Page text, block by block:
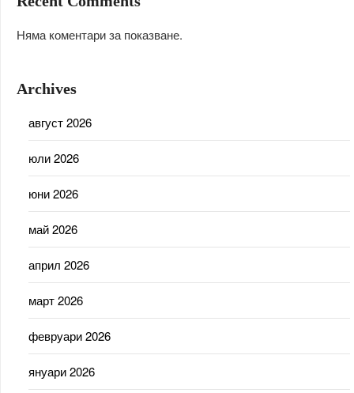
Няма коментари за показване.
Archives
август 2026
юли 2026
юни 2026
май 2026
април 2026
март 2026
февруари 2026
януари 2026